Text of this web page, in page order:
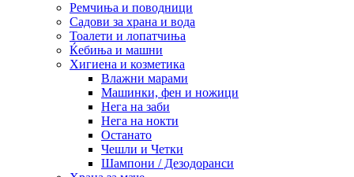
Ремчиња и поводници
Садови за храна и вода
Тоалети и лопатчиња
Ќебиња и машни
Хигиена и козметика
Влажни марами
Машинки, фен и ножици
Нега на заби
Нега на нокти
Останато
Чешли и Четки
Шампони / Дезодоранси